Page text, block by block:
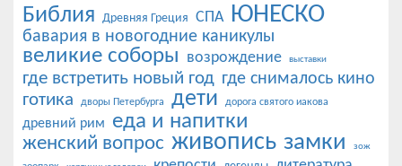
Библия Древняя Греция СПА ЮНЕСКО
бавария в новогодние каникулы
великие соборы возрождение выставки
где встретить новый год где снималось кино
готика дворы Петербурга дети дорога святого иакова
древний рим еда и напитки
женский вопрос живопись замки зож